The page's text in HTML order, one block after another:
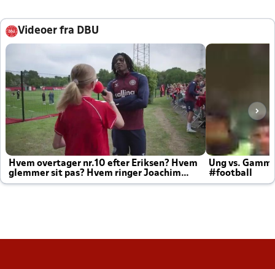
Videoer fra DBU
Hvem overtager nr.10 efter Eriksen? Hvem
glemmer sit pas? Hvem ringer Joachim
altid til efter kampe?
Ung vs.
#football